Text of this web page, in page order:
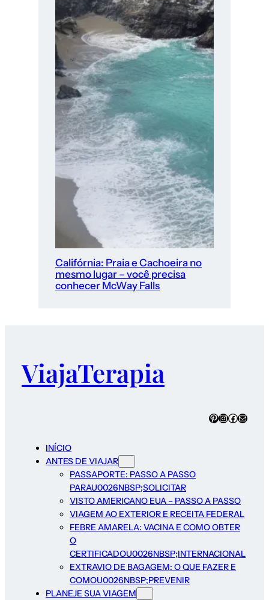
Califórnia: Praia e Cachoeira no
mesmo lugar – você precisa
conhecer McWay Falls
ViajaTerapia
INÍCIO
ANTES DE VIAJAR
PASSAPORTE: PASSO A PASSO
PARAU0026NBSP;SOLICITAR
VISTO AMERICANO EUA – PASSO A PASSO
VIAGEM AO EXTERIOR E RECEITA FEDERAL
FEBRE AMARELA: VACINA E COMO OBTER
O
CERTIFICADOU0026NBSP;INTERNACIONAL
EXTRAVIO DE BAGAGEM: O QUE FAZER E
COMOU0026NBSP;PREVENIR
PLANEJE SUA VIAGEM